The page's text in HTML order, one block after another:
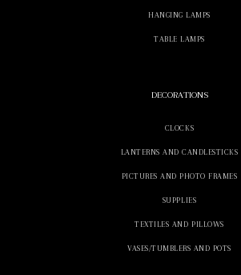
HANGING LAMPS
TABLE LAMPS
DECORATIONS
CLOCKS
LANTERNS AND CANDLESTICKS
PICTURES AND PHOTO FRAMES
SUPPLIES
TEXTILES AND PILLOWS
VASES/TUMBLERS AND POTS